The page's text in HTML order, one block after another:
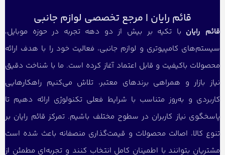
قائم رایان | مرجع تخصصی لوازم جانبی
قائم رایان با تکیه بر بیش از دو دهه تجربه در حوزه موبایل،
سیستم‌های کامپیوتری و لوازم جانبی، فعالیت خود را با هدف ارائه
محصولات باکیفیت و قابل اعتماد آغاز کرده است. ما با شناخت دقیق
نیاز بازار و همراهی برندهای معتبر، تلاش می‌کنیم راهکارهایی
کاربردی و به‌روز متناسب با شرایط فعلی تکنولوژی ارائه دهیم تا
پاسخگوی نیاز کاربران در سطوح مختلف باشیم. تمرکز قائم رایان بر
تنوع کالا، اصالت محصولات و قیمت‌گذاری منصفانه باعث شده است
مشتریان بتوانند با اطمینان کامل انتخاب کنند و تجربه‌ای مطمئن از